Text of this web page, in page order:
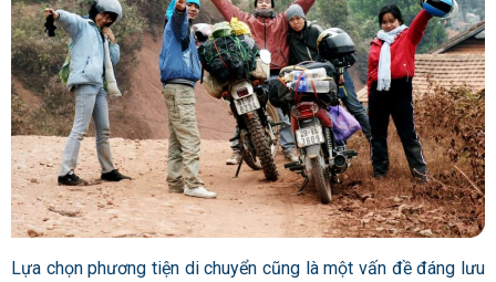
Lựa chọn phương tiện di chuyển cũng là một vấn đề đáng lưu